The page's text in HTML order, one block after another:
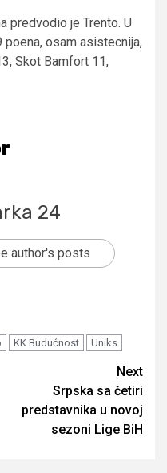
predvodio je Trento. U
poena, osam asistecnija,
Skot Bamfort 11,
24
author's posts
KK Budućnost Uniks
Next
Srpska sa četiri
predstavnika u novoj
sezoni Lige BiH